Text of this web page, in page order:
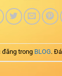
đăng trong BLOG.